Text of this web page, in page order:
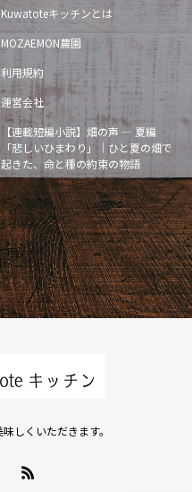
Kuwatoteキッチンとは
MOZAEMON農園
利用規約
運営会社
【連載短編小説】畑の声 — 夏編
「悲しいひまわり」｜ひと夏の畑で
起きた、命と種の約束の物語
しくいただきます。